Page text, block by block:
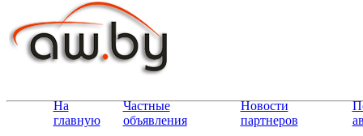
На
главную
Частные
объявления
Новости
партнеров